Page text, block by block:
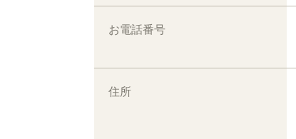
お電話番号
住所